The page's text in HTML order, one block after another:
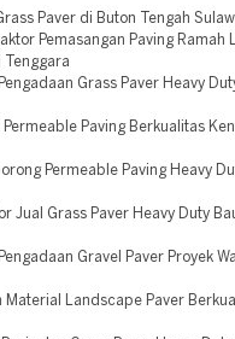
Paver di Buton Tengah
Pemasangan Paving Ramah
Tenggara
Grass Paver Heavy
Paving Berkualitas
Permeable Paving Heavy
Jual Grass Paver Heavy Duty
Gravel Paver Proyek
Material Landscape Paver